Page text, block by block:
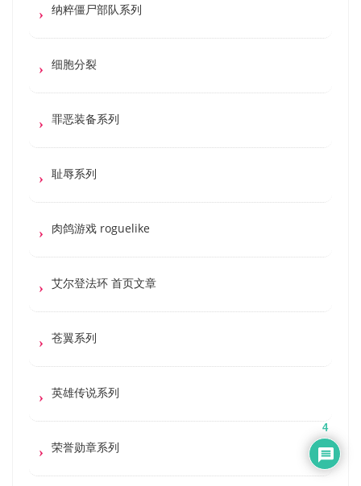
纳粹僵尸部队系列
细胞分裂
罪恶装备系列
耻辱系列
肉鸽游戏 roguelike
艾尔登法环 首页文章
苍翼系列
英雄传说系列
荣誉勋章系列
4